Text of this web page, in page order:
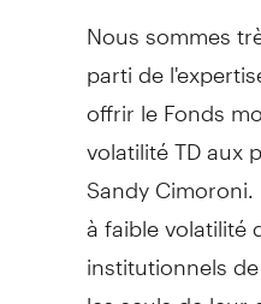
Nous sommes
parti de
offrir le Fonds
volatilité TD aux
Sandy
à faible volatilité
institutionnels